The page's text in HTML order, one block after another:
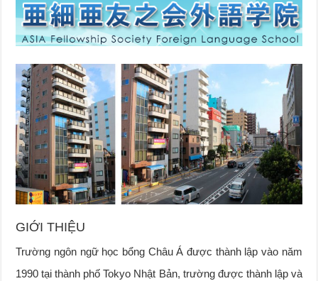
GIỚI THIỆU
Trường ngôn ngữ học bổng Châu Á được thành lập vào năm
1990 tại thành phố Tokyo Nhật Bản, trường được thành lập và